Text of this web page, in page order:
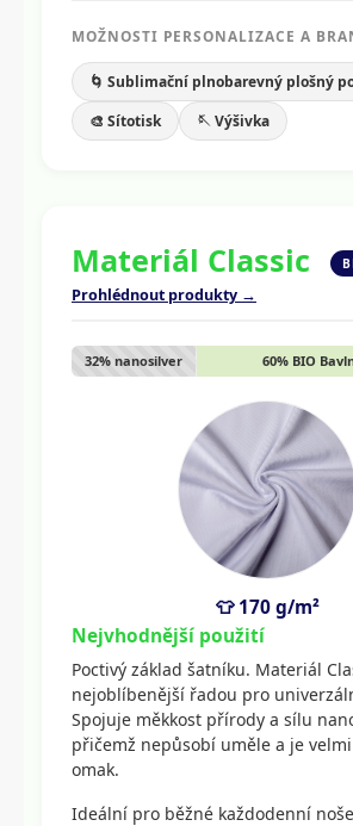
MOŽNOSTI PERSONALIZACE A
🌀 Sublimační plnobarevný plošný
🎨 Sítotisk
🪡 Výšivka
Materiál Classic
Prohlédnout produkty →
32% nanosilver 60% BIO
👕 170 g/m²
Nejvhodnější použití
Poctivý základ šatníku. Materiál
nejoblíbenější řadou pro
Spojuje měkkost přírody a sílu
přičemž nepůsobí uměle a je
omak.
Ideální pro běžné každodenní